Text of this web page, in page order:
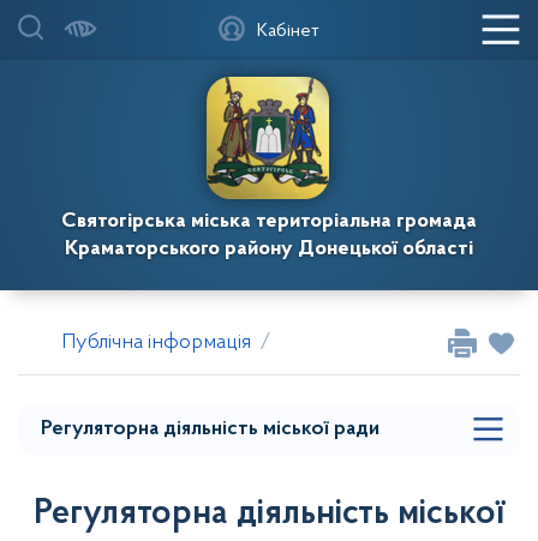
Святогірська міська територіальна громада
Краматорського району Донецької області
Кабінет
Публічна інформація Регуляторна діяльність
Регуляторна діяльність міської
Регуляторна діяльність міської ради
Регуляторна діяльність виконкому
ЗВІТИ ПРО ЗДІЙСНЕННЯ ДЕРЖАВНОЇ
РЕГУЛЯТОРНОЇ ПОЛІТИКИ
регуляторних актів
Розпорядження